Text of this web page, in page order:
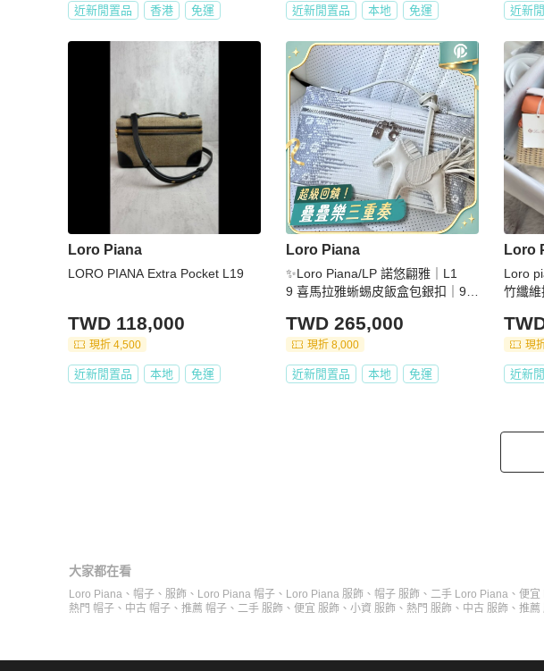
近新閒置品 香港 免運 近新閒置品 本地 免運 近新
Loro Piana
LORO PIANA Extra Pocket L19
TWD 118,000
現折 4,500
近新閒置品 本地 免運
Loro Piana
✨Loro Piana/LP 諾悠翩雅｜L1
9 喜馬拉雅蜥蜴皮飯盒包銀扣｜98
TWD 265,000
現折 8,000
近新閒置品 本地 免運
Loro
Loro
竹纖維
現
近新
大家都在看
Loro Piana 、 帽子 、 服飾 、 Loro Piana 帽子 、 Loro Piana 服飾 、 帽子 服飾 、 二手 Loro Piana 、 便宜
熱門 帽子 、 中古 帽子 、 推薦 帽子 、 二手 服飾 、 便宜 服飾 、 小資 服飾 、 熱門 服飾 、 中古 服飾 、 推薦